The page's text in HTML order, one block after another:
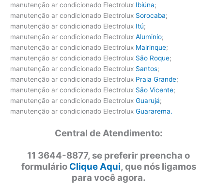
manutenção ar condicionado Electrolux Ibiúna;
manutenção ar condicionado Electrolux Sorocaba;
manutenção ar condicionado Electrolux Itú;
manutenção ar condicionado ElectroluxAluminio;
manutenção ar condicionado Electrolux Mairinque;
manutenção ar condicionado Electrolux São Roque;
manutenção ar condicionado Electrolux Santos;
manutenção ar condicionado Electrolux Praia Grande;
manutenção ar condicionado Electrolux São Vicente;
manutenção ar condicionado ElectroluxGuarujá;
manutenção ar condicionado ElectroluxGuararema.
Central de Atendimento:
11 3644-8877, se preferir preencha o
formulário Clique Aqui, que nós ligamos
para você agora.